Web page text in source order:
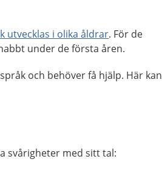
utvecklas i olika åldrar. För de
under de första åren.
och behöver få hjälp. Här kan
svårigheter med sitt tal: